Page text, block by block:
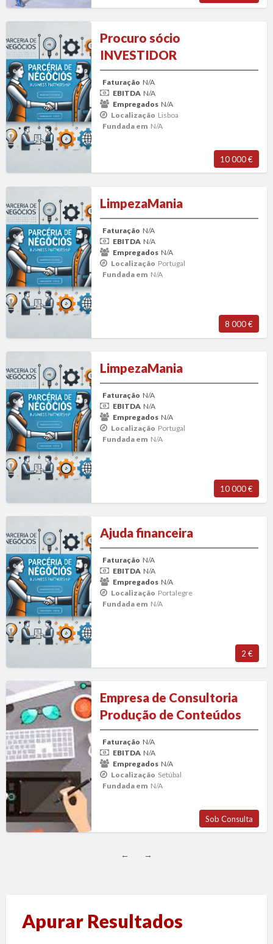
sócio
INVESTIDOR
Procuro sócio
INVESTIDOR
Faturação N/A
EBITDA N/A
Empregados N/A
Localização Lisboa
Fundada em N/A
10 000 €
LimpezaMania
Faturação N/A
EBITDA N/A
Empregados N/A
Localização Portugal
Fundada em N/A
8 000 €
LimpezaMania
Faturação N/A
EBITDA N/A
Empregados N/A
Localização Portugal
Fundada em N/A
10 000 €
financeira
Ajuda financeira
Faturação N/A
EBITDA N/A
Empregados N/A
Localização Portalegre
Fundada em N/A
2 €
Empresa
de
Consultoria
Produção
de
Conteúdos
Empresa de Consultoria
Produção de Conteúdos
Faturação N/A
EBITDA N/A
Empregados N/A
Localização Setúbal
Fundada em N/A
Sob Consulta
← →
Apurar Resultados